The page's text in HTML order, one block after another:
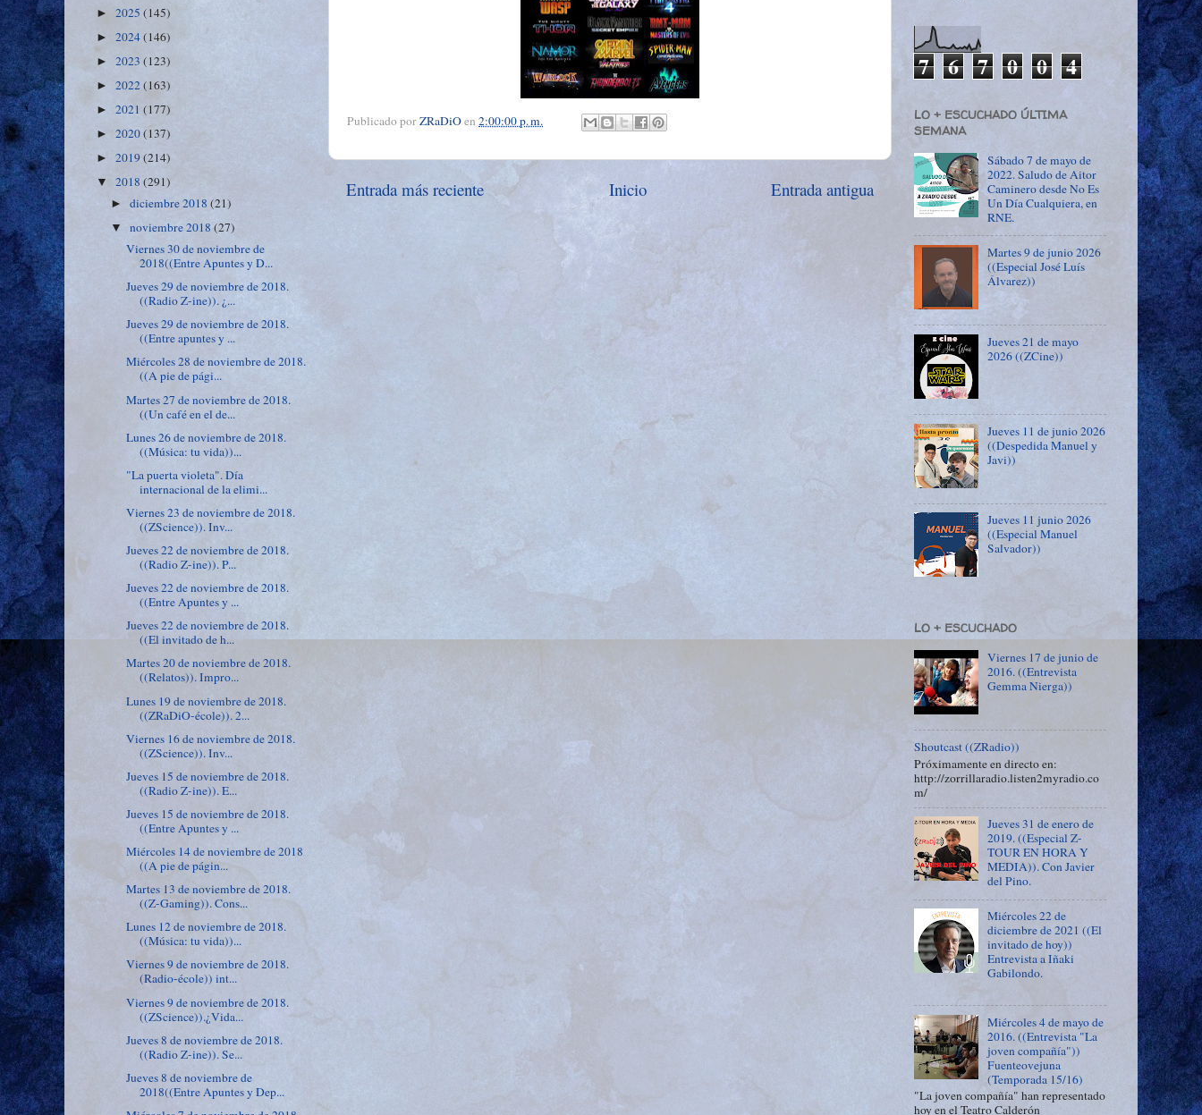
Publicado porZRaDiOen 2:00:00 p. m.
Entrada más reciente Entrada antigua
Inicio
► 2025 (145)
► 2024(146)
► 2023 (123)
► 2022(163)
► 2021 (177)
► 2020(137)
► 2019(214)
▼ 2018 (291)
►diciembre 2018(21)
▼noviembre 2018(27)
Viernes 30 de noviembre de
2018((Entre Apuntes y D...
Jueves 29 de noviembre de 2018.
((Radio Z-ine)). ¿...
Jueves 29 de noviembre de 2018.
((Entre apuntes y ...
Miércoles 28 de noviembre de 2018.
((A pie de pági...
Martes 27 de noviembre de 2018.
((Un café en el de...
Lunes 26 de noviembre de 2018.
((Música: tu vida))...
"La puerta violeta". Día
internacional de la elimi...
Viernes 23 de noviembre de 2018.
((ZScience)). Inv...
Jueves 22 de noviembre de 2018.
((Radio Z-ine)). P...
Jueves 22 de noviembre de 2018.
((Entre Apuntes y ...
Jueves 22 de noviembre de 2018.
((El invitado de h...
Martes 20 de noviembre de 2018.
((Relatos)). Impro...
Lunes 19 de noviembre de 2018.
((ZRaDiO-école)). 2...
Viernes 16 de noviembre de 2018.
((ZScience)). Inv...
Jueves 15 de noviembre de 2018.
((Radio Z-ine)). E...
Jueves 15 de noviembre de 2018.
((Entre Apuntes y ...
Miércoles 14 de noviembre de 2018
((A pie de págin...
Martes 13 de noviembre de 2018.
((Z-Gaming)). Cons...
Lunes 12 de noviembre de 2018.
((Música: tu vida))...
Viernes 9 de noviembre de 2018.
(Radio-école)) int...
Viernes 9 de noviembre de 2018.
((ZScience)).¿Vida...
Jueves 8 de noviembre de 2018.
((Radio Z-ine)). Se...
Jueves 8 de noviembre de
2018((Entre Apuntes y Dep...
7 6 7 0 0 4
LO + ESCUCHADO ÚLTIMA
SEMANA
Sábado 7 de mayo de
2022. Saludo de Aitor
Caminero desde No Es
Un Día Cualquiera, en
RNE.
Martes 9 de junio 2026
((Especial José Luís
Álvarez))
Jueves 21 de mayo
2026 ((ZCine))
Jueves 11 de junio 2026
((Despedida Manuel y
Javi))
Jueves 11 junio 2026
((Especial Manuel
Salvador))
LO + ESCUCHADO
Viernes 17 de junio de
2016. ((Entrevista
Gemma Nierga))
Shoutcast ((ZRadio))
Próximamente en directo en:
http://zorrillaradio.listen2myradio.co
m/
Jueves 31 de enero de
2019. ((Especial Z-
TOUR EN HORA Y
MEDIA)). Con Javier
del Pino.
Miércoles 22 de
diciembre de 2021 ((El
invitado de hoy))
Entrevista a Iñaki
Gabilondo.
Miércoles 4 de mayo de
2016. ((Entrevista "La
joven compañía"))
Fuenteovejuna
(Temporada 15/16)
"La joven compañía" han representado
hoy en el Teatro Calderón